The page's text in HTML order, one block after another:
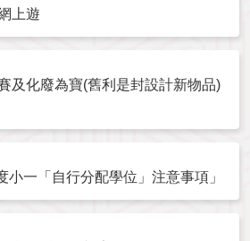
上遊
及化廢為寶(舊利是封設計新物品)
小一「自行分配學位」注意事項」